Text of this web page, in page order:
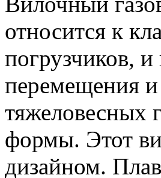
относится к
погрузчиков, и
перемещения и
тяжеловесных
формы. Этот
дизайном.